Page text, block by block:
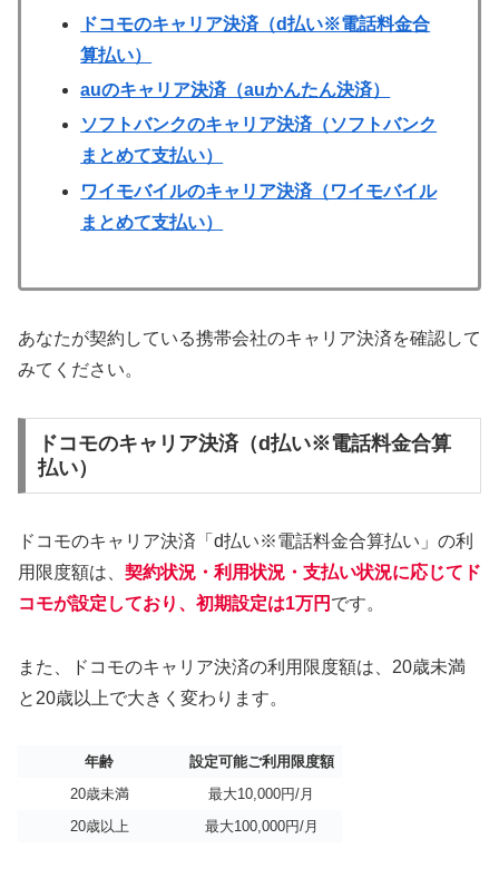
ドコモのキャリア決済（d払い※電話料金合
算払い）
auのキャリア決済（auかんたん決済）
ソフトバンクのキャリア決済（ソフトバンク
まとめて支払い）
ワイモバイルのキャリア決済（ワイモバイル
まとめて支払い）
あなたが契約している携帯会社のキャリア決済を確認して
みてください。
ドコモのキャリア決済（d払い※電話料金合算
払い）
ドコモのキャリア決済「d払い※電話料金合算払い」の利
用限度額は、 契約状況・利用状況・支払い状況に応じてド
コモが設定しており、初期設定は1万円 です。
また、ドコモのキャリア決済の利用限度額は、20歳未満
と20歳以上で大きく変わります。
年齢
設定可能ご利用限度額
20歳未満
最大10,000円/月
20歳以上
最大100,000円/月